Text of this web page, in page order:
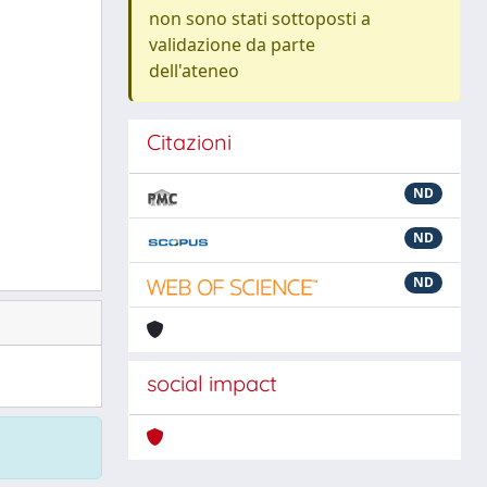
non sono stati sottoposti a
validazione da parte
dell'ateneo
Citazioni
ND
ND
ND
social impact